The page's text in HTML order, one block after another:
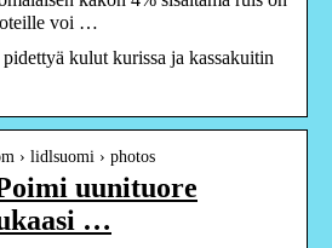
voi …
kulut kurissa ja kassakuitin
› lidlsuomi › photos
uunituore
…